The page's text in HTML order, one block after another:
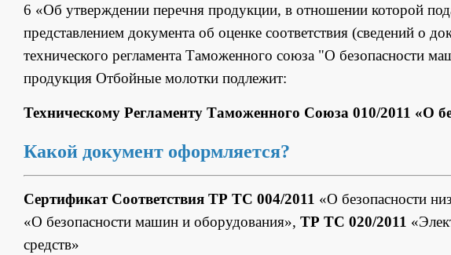
6 «Об утверждении перечня продукции, в отношении которой
представлением документа об оценке соответствия (сведений о
технического регламента Таможенного союза "О безопасности
продукция Отбойные молотки подлежит:
Техническому Регламенту Таможенного Союза 010/2011 «О
Какой документ оформляется?
Сертификат Соответствия ТР ТС 004/2011 «О безопасности
«О безопасности машин и оборудования», ТР ТС 020/2011
средств»